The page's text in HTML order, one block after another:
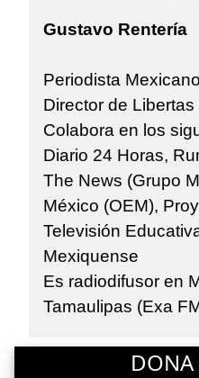
Gustavo Rentería
Periodista
Director de
Colabora en los
Diario 24 Horas,
The News (Grupo
México (OEM),
Televisión
Mexiquense
Es radiodifusor en
Tamaulipas (Exa